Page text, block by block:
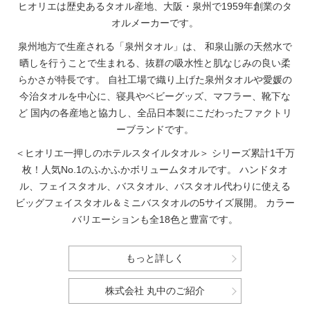
ヒオリエは歴史あるタオル産地、大阪・泉州で1959年創業のタ
オルメーカーです。
泉州地方で生産される「泉州タオル」は、
和泉山脈の天然水で
晒しを行うことで生まれる、抜群の吸水性と肌なじみの良い柔
らかさが特長です。
自社工場で織り上げた泉州タオルや愛媛の
今治タオルを中心に、寝具やベビーグッズ、マフラー、靴下な
ど 国内の各産地と協力し、全品日本製にこだわったファクトリ
ーブランドです。
＜ヒオリエ一押しのホテルスタイルタオル＞ シリーズ累計1千万
枚！人気No.1のふかふかボリュームタオルです。
ハンドタオ
ル、フェイスタオル、バスタオル、バスタオル代わりに使える
ビッグフェイスタオル＆ミニバスタオルの5サイズ展開。
カラー
バリエーションも全18色と豊富です。
もっと詳しく
株式会社 丸中のご紹介